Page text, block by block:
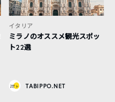
イタリア
ミラノのオススメ観光スポッ
ト22選
TABIPPO.NET